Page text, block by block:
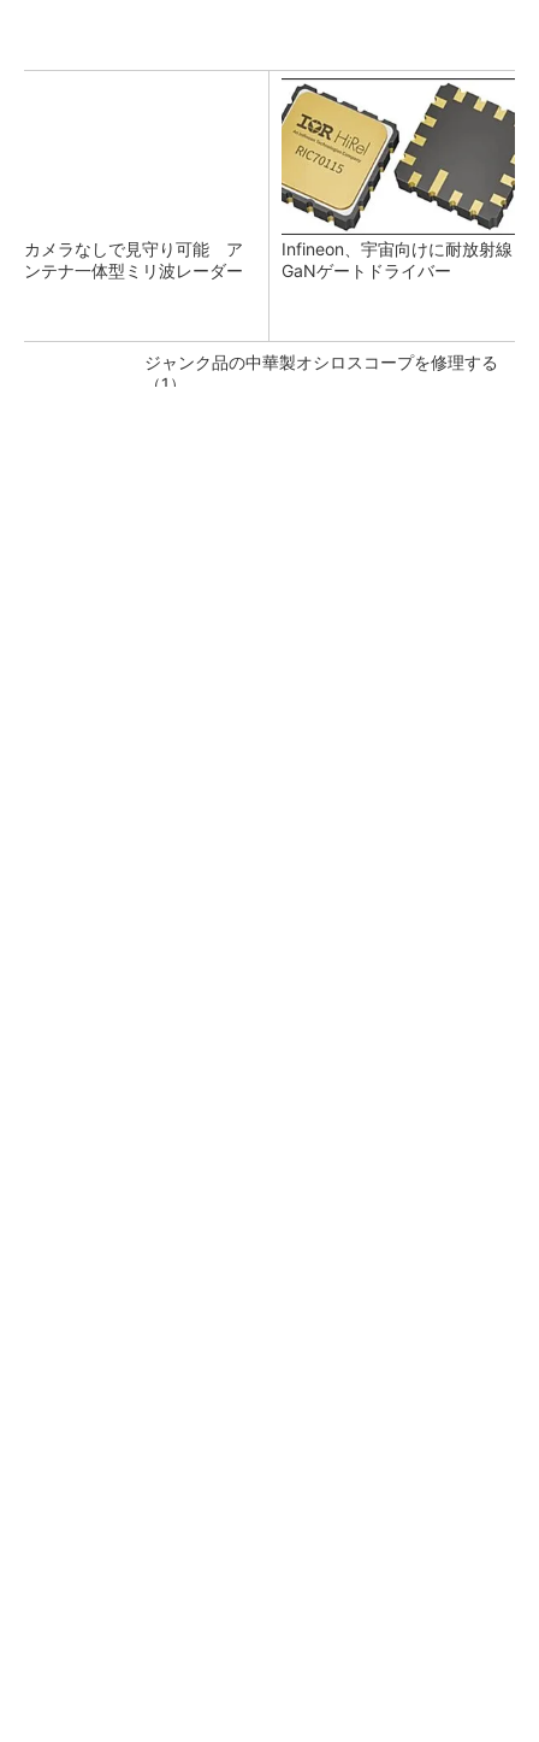
カメラなしで見守り可能 ア
ンテナ一体型ミリ波レーダー
Infineon、宇宙向けに耐放射線
GaNゲートドライバー
ジャンク品の中華製オシロスコープを修理する
（1）